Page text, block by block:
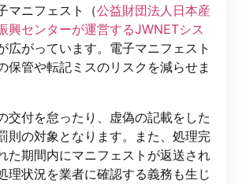
マニフェスト（公益財団法人日本産
興センターが運営するJWNETシス
広がっています。電子マニフェスト
保管や転記ミスのリスクを減らせま
交付を怠ったり、虚偽の記載をした
則の対象となります。また、処理完
た期間内にマニフェストが返送され
理状況を業者に確認する義務も生じ